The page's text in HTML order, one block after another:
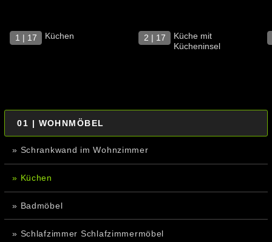
1 | 17 Küchen 2 | 17
Küche mit
Kücheninsel
01 | WOHNMÖBEL
» Schrankwand im Wohnzimmer
» Küchen
» Badmöbel
» Schlafzimmer Schlafzimmermöbel